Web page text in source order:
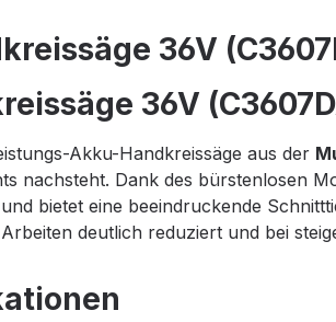
36V
36V
Akku-Handkreissäge aus der
nachsteht. Dank des bürstenlosen
bietet eine beeindruckende
deutlich reduziert und bei